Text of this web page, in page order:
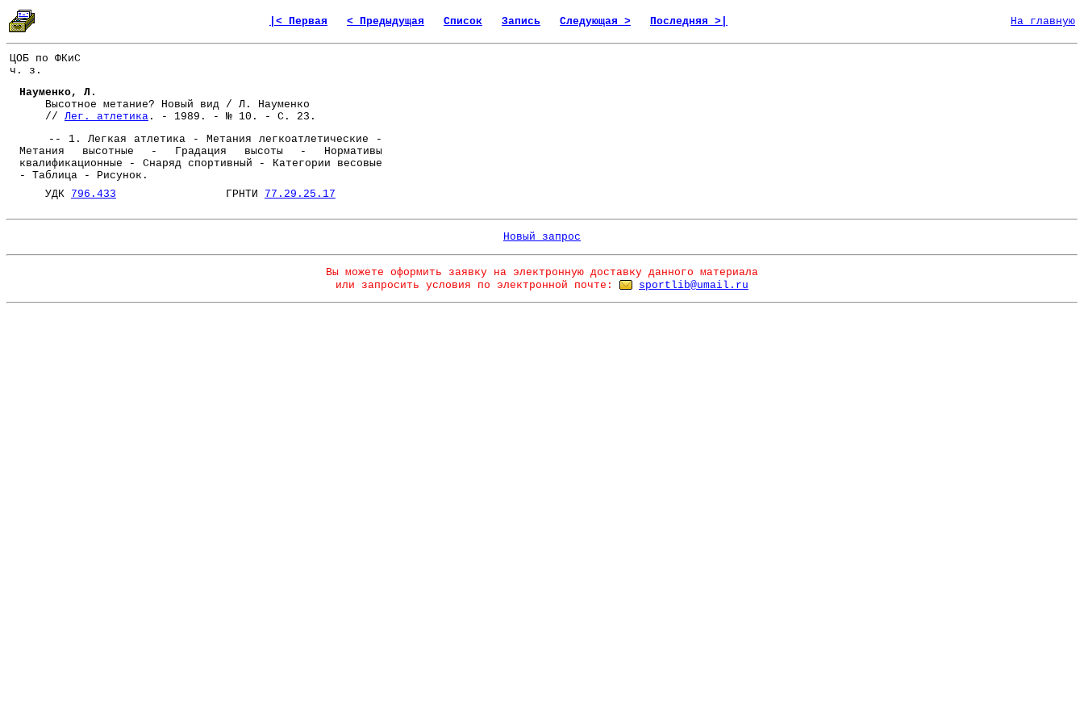
|< Первая < Предыдущая Список Запись Следующая > Последняя >| На главную
ЦОБ по ФКиС
ч. з.
Науменко, Л.
Высотное метание? Новый вид / Л. Науменко
// Лег. атлетика . - 1989. - № 10. - С. 23.
-- 1. Легкая атлетика - Метания легкоатлетические -
Метания высотные - Градация высоты - Нормативы
квалификационные - Снаряд спортивный - Категории весовые
- Таблица - Рисунок.
УДК 796.433 ГРНТИ 77.29.25.17
Новый запрос
Вы можете оформить заявку на электронную доставку данного материала
или запросить условия по электронной почте:
sportlib@umail.ru